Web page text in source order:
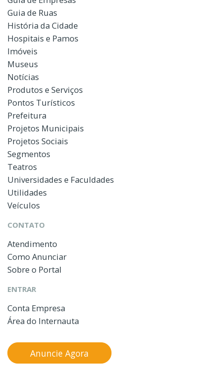
Guia de Ruas
História da Cidade
Hospitais e Pamos
Imóveis
Museus
Notícias
Produtos e Serviços
Pontos Turísticos
Prefeitura
Projetos Municipais
Projetos Sociais
Segmentos
Teatros
Universidades e Faculdades
Utilidades
Veículos
CONTATO
Atendimento
Como Anunciar
Sobre o Portal
ENTRAR
Conta Empresa
Área do Internauta
Anuncie Agora